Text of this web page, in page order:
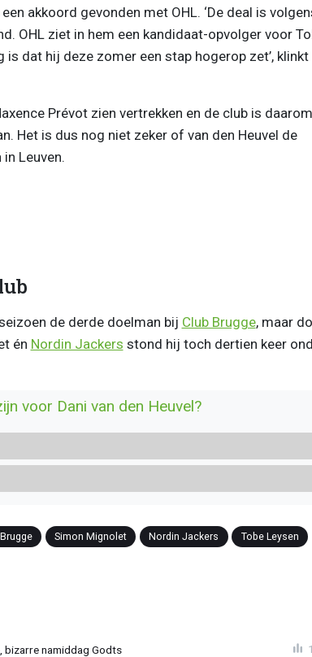
akkoord gevonden met OHL. ‘De deal is
OHL ziet in hem een kandidaat-opvolger voor
is dat hij deze zomer een stap hogerop zet’, klinkt
Prévot zien vertrekken en de club is
Het is dus nog niet zeker of van den Heuvel de
Leuven.
de derde doelman bij Club Brugge, maar
én Nordin Jackers stond hij toch dertien keer
voor Dani van den Heuvel?
Simon Mignolet Nordin Jackers Tobe Leysen
bizarre namiddag Godts